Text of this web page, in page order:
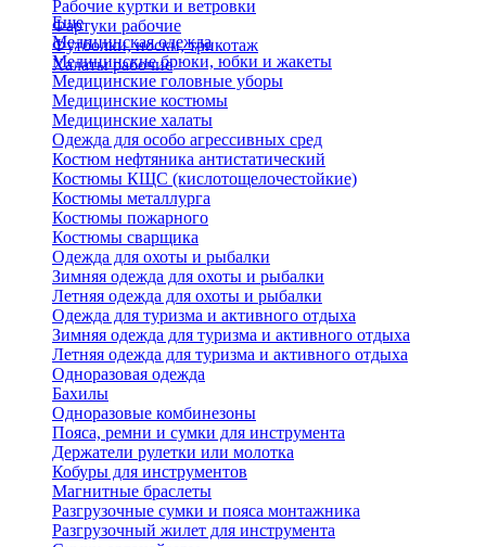
Рабочие куртки и ветровки
Фартуки рабочие
Футболки, носки, трикотаж
Халаты рабочие
Еще
Медицинская одежда
Медицинские брюки, юбки и жакеты
Медицинские головные уборы
Медицинские костюмы
Медицинские халаты
Одежда для особо агрессивных сред
Костюм нефтяника антистатический
Костюмы КЩС (кислотощелочестойкие)
Костюмы металлурга
Костюмы пожарного
Костюмы сварщика
Одежда для охоты и рыбалки
Зимняя одежда для охоты и рыбалки
Летняя одежда для охоты и рыбалки
Одежда для туризма и активного отдыха
Зимняя одежда для туризма и активного отдыха
Летняя одежда для туризма и активного отдыха
Одноразовая одежда
Бахилы
Одноразовые комбинезоны
Пояса, ремни и сумки для инструмента
Держатели рулетки или молотка
Кобуры для инструментов
Магнитные браслеты
Разгрузочные сумки и пояса монтажника
Разгрузочный жилет для инструмента